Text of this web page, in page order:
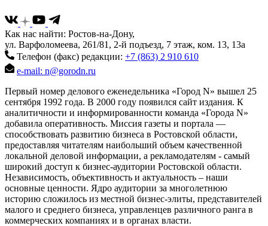
Как нас найти: Ростов-на-Дону,
ул. Варфоломеева, 261/81, 2-й подъезд, 7 этаж, ком. 13, 13а
Телефон (факс) редакции: +7 (863) 2 910 610
e-mail: n@gorodn.ru
Первый номер делового еженедельника «Город N» вышел 25
сентября 1992 года. В 2000 году появился сайт издания. К
аналитичности и информированности команда «Города N»
добавила оперативность. Миссия газеты и портала —
способствовать развитию бизнеса в Ростовской области,
предоставляя читателям наибольший объем качественной
локальной деловой информации, а рекламодателям - самый
широкий доступ к бизнес-аудитории Ростовской области.
Независимость, объективность и актуальность – наши
основные ценности. Ядро аудитории за многолетнюю
историю сложилось из местной бизнес-элиты, представителей
малого и среднего бизнеса, управленцев различного ранга в
коммерческих компаниях и в органах власти.